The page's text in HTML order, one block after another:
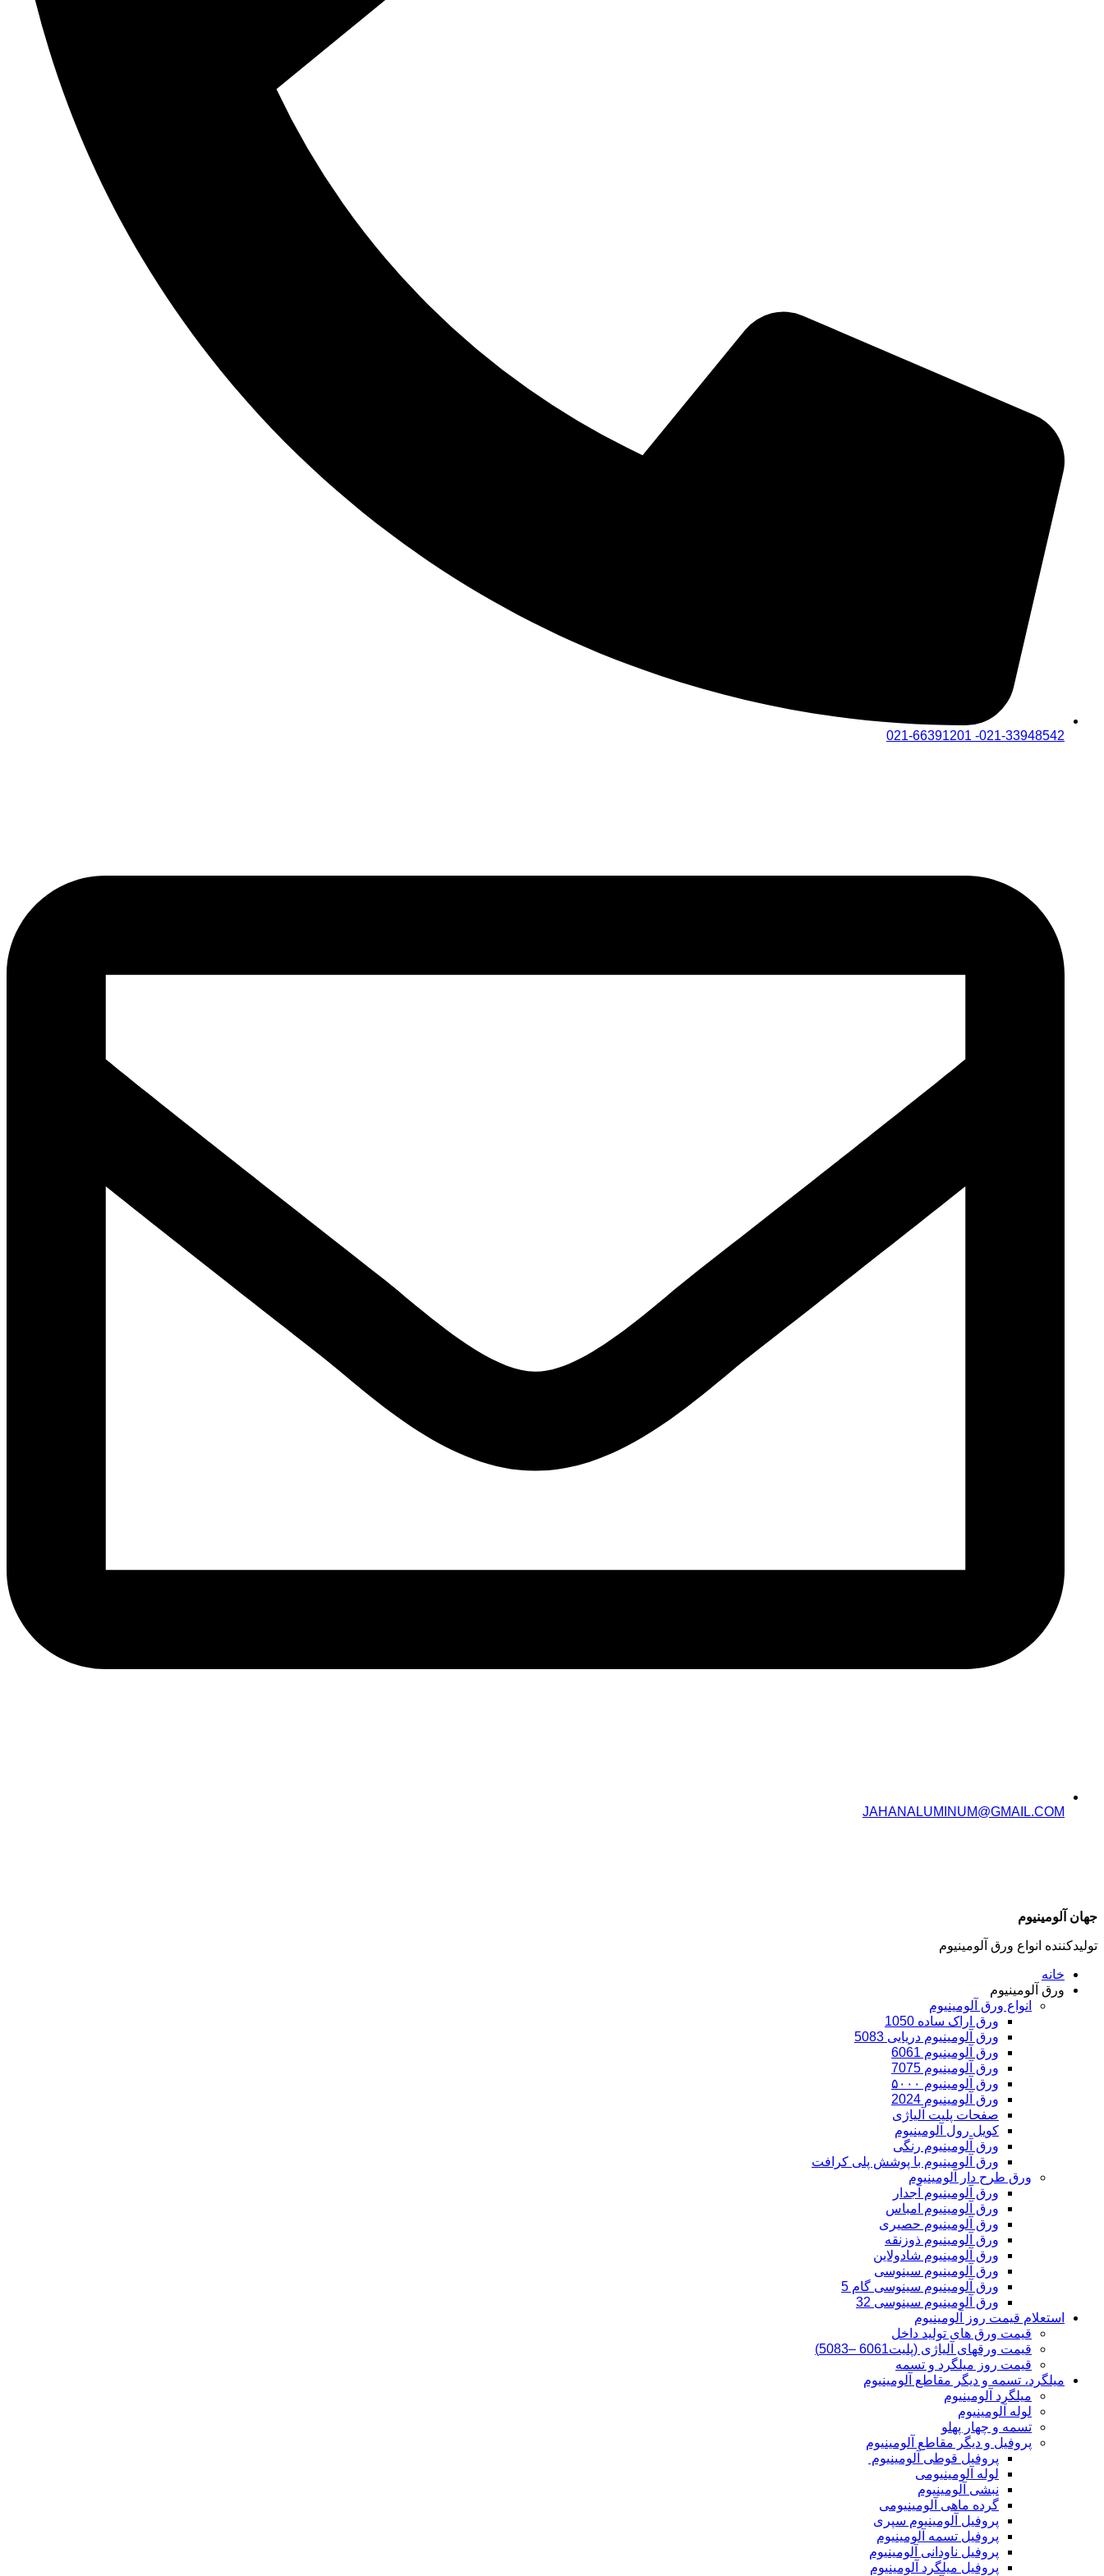
021-33948542- 021-66391201
JAHANALUMINUM@GMAIL.COM
جهان آلومینیوم
تولیدکننده انواع ورق آلومینیوم
خانه
ورق آلومینیوم
انواع ورق آلومینیوم
ورق اراک ساده 1050
ورق آلومینیوم دریایی 5083
ورق آلومینیوم 6061
ورق آلومینیوم 7075
ورق آلومینیوم ۵۰۰۰
ورق آلومینیوم 2024
صفحات پلیت آلیاژی
کویل رول آلومینیوم
ورق‌ آلومینیوم رنگی
ورق آلومینیوم با پوشش پلی کرافت
ورق طرح دار آلومینیوم
ورق آلومینیوم آجدار
ورق آلومینیوم امباس
ورق آلومینیوم حصیری
ورق آلومینیوم ذوزنقه
ورق آلومینیوم شادولاین
ورق آلومینیوم سینوسی
ورق آلومینیوم سینوسی گام 5
ورق آلومینیوم سینوسی 32
استعلام قیمت روز آلومینیوم
قیمت ورق های تولید داخل
قیمت ورقهای آلیاژی (پلیت6061 –5083)
قیمت روز میلگرد و تسمه
میلگرد، تسمه و دیگر مقاطع آلومینیوم
میلگرد آلومینیوم
لوله آلومینیوم
تسمه و چهار پهلو
پروفیل و دیگر مقاطع آلومینیوم
پروفیل قوطی آلومینیوم
لوله آلومینیومی
نبشی آلومینیوم
گرده ماهی آلومینیومی
پروفیل آلومینیوم سپری
پروفیل تسمه آلومینیوم
پروفیل ناودانی آلومینیوم
پروفیل میلگرد آلومینیوم